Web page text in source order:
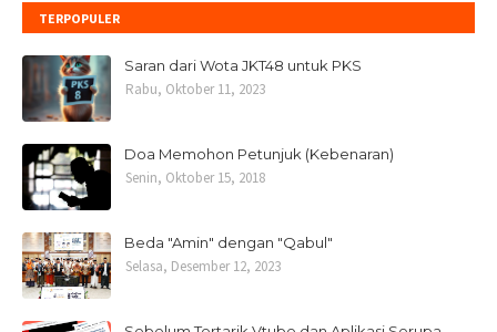
TERPOPULER
Saran dari Wota JKT48 untuk PKS
Rabu, Oktober 11, 2023
Doa Memohon Petunjuk (Kebenaran)
Senin, Oktober 15, 2018
Beda "Amin" dengan "Qabul"
Selasa, Desember 12, 2023